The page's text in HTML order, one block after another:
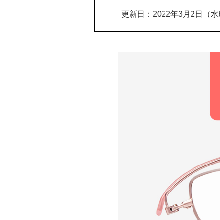
更新日：2022年3月2日（